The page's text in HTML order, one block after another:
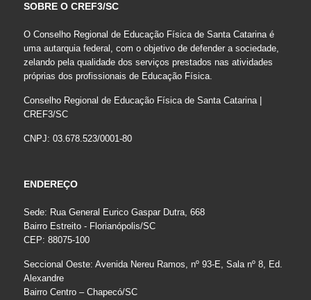
SOBRE O CREF3/SC
O Conselho Regional de Educação Física de Santa Catarina é
uma autarquia federal, com o objetivo de defender a sociedade,
zelando pela qualidade dos serviços prestados nas atividades
próprias dos profissionais de Educação Física.
Conselho Regional de Educação Física de Santa Catarina |
CREF3/SC
CNPJ: 03.678.523/0001-80
ENDEREÇO
Sede: Rua General Eurico Gaspar Dutra, 668
Bairro Estreito - Florianópolis/SC
CEP: 88075-100
Seccional Oeste: Avenida Nereu Ramos, nº 93-E, Sala nº 8, Ed.
Alexandre
Bairro Centro – Chapecó/SC